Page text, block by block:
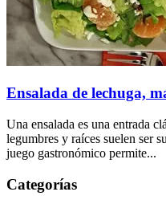
Ensalada de lechuga,
Una ensalada es una entrada
legumbres y raíces suelen ser
juego gastronómico permite...
Categorías